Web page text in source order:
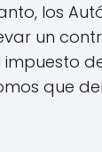
los
un
que